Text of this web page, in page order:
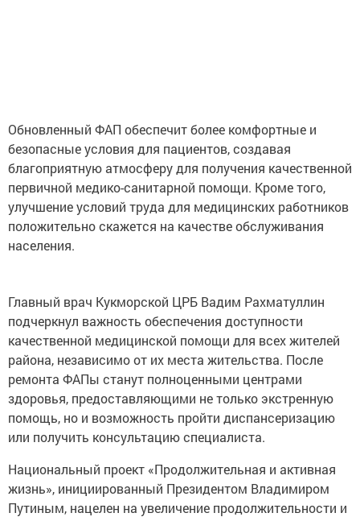
Обновленный ФАП обеспечит более комфортные и
безопасные условия для пациентов, создавая
благоприятную атмосферу для получения качественной
первичной медико-санитарной помощи. Кроме того,
улучшение условий труда для медицинских работников
положительно скажется на качестве обслуживания
населения.
Главный врач Кукморской ЦРБ Вадим Рахматуллин
подчеркнул важность обеспечения доступности
качественной медицинской помощи для всех жителей
района, независимо от их места жительства. После
ремонта ФАПы станут полноценными центрами
здоровья, предоставляющими не только экстренную
помощь, но и возможность пройти диспансеризацию
или получить консультацию специалиста.
Национальный проект «Продолжительная и активная
жизнь», инициированный Президентом Владимиром
Путиным, нацелен на увеличение продолжительности и